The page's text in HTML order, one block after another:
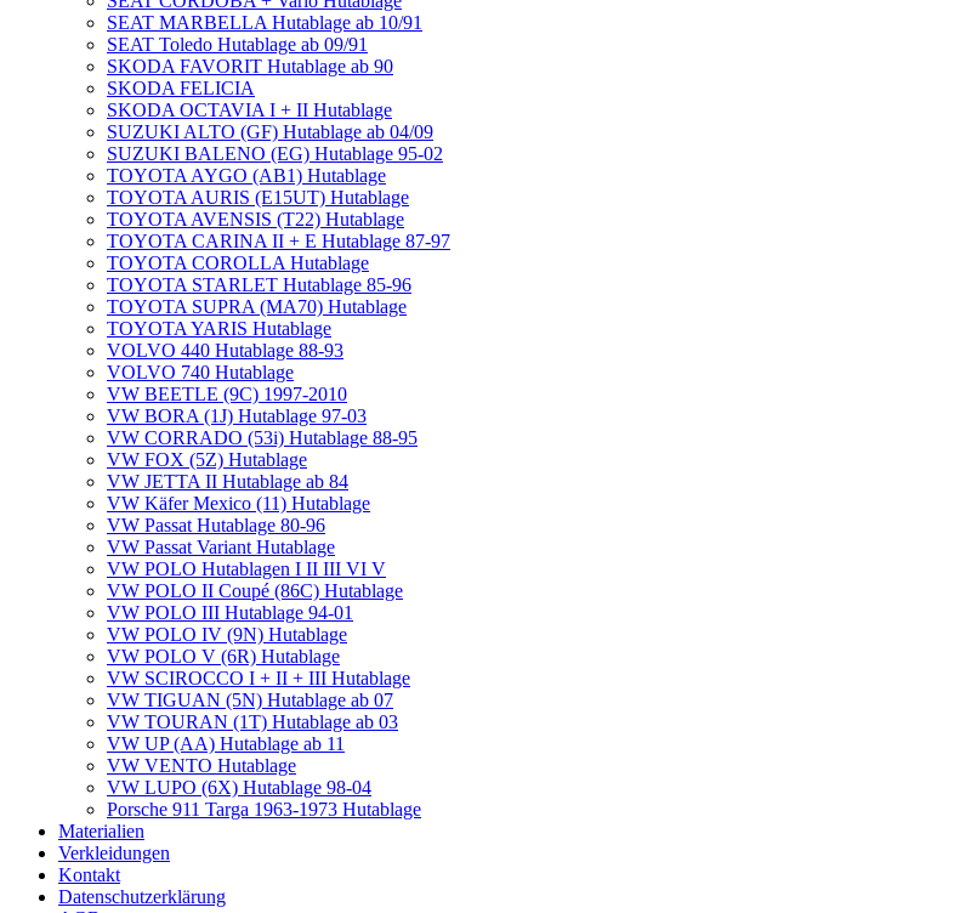
SEAT MARBELLA Hutablage ab 10/91
SEAT Toledo Hutablage ab 09/91
SKODA FAVORIT Hutablage ab 90
SKODA FELICIA
SKODA OCTAVIA I + II Hutablage
SUZUKI ALTO (GF) Hutablage ab 04/09
SUZUKI BALENO (EG) Hutablage 95-02
TOYOTA AYGO (AB1) Hutablage
TOYOTA AURIS (E15UT) Hutablage
TOYOTA AVENSIS (T22) Hutablage
TOYOTA CARINA II + E Hutablage 87-97
TOYOTA COROLLA Hutablage
TOYOTA STARLET Hutablage 85-96
TOYOTA SUPRA (MA70) Hutablage
TOYOTA YARIS Hutablage
VOLVO 440 Hutablage 88-93
VOLVO 740 Hutablage
VW BEETLE (9C) 1997-2010
VW BORA (1J) Hutablage 97-03
VW CORRADO (53i) Hutablage 88-95
VW FOX (5Z) Hutablage
VW JETTA II Hutablage ab 84
VW Käfer Mexico (11) Hutablage
VW Passat Hutablage 80-96
VW Passat Variant Hutablage
VW POLO Hutablagen I II III VI V
VW POLO II Coupé (86C) Hutablage
VW POLO III Hutablage 94-01
VW POLO IV (9N) Hutablage
VW POLO V (6R) Hutablage
VW SCIROCCO I + II + III Hutablage
VW TIGUAN (5N) Hutablage ab 07
VW TOURAN (1T) Hutablage ab 03
VW UP (AA) Hutablage ab 11
VW VENTO Hutablage
VW LUPO (6X) Hutablage 98-04
Porsche 911 Targa 1963-1973 Hutablage
Materialien
Verkleidungen
Kontakt
Datenschutzerklärung